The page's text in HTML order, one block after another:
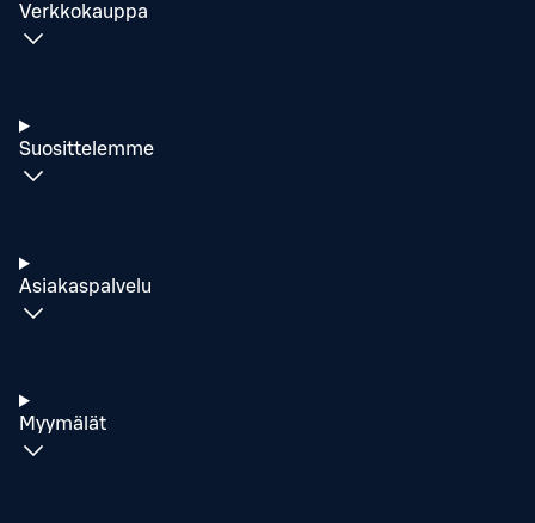
Verkkokauppa
Suosittelemme
Asiakaspalvelu
Myymälät